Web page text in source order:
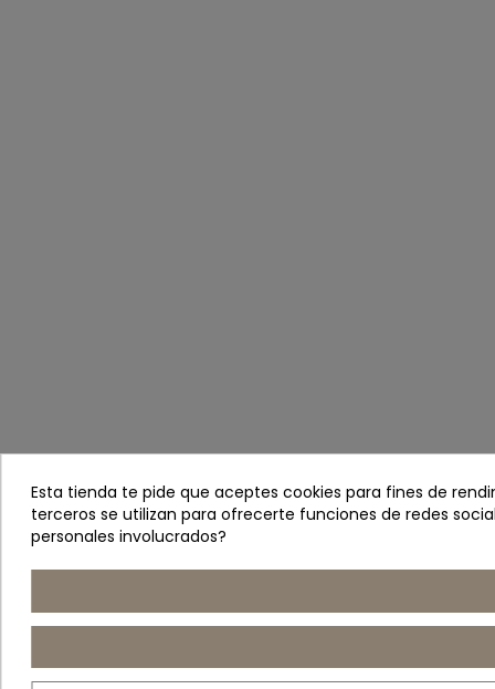
Esta tienda te pide que aceptes cookies para fines de
terceros se utilizan para ofrecerte funciones de redes
personales involucrados?